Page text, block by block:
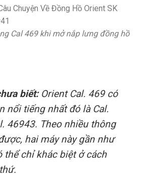
Cal 469 khi mở nắp lưng đồng hồ
biết:Orient Cal. 469 có
nổi tiếng nhất đó là Cal.
46943. Theo nhiều thông
hai máy này gần như
thể chỉ khác biệt ở cách